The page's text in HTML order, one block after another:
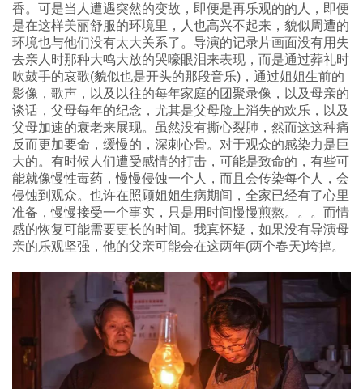
香。可是当人遭遇突然的变故，即便是再乐观的的人，即便
是在这样美丽舒服的环境里，人也高兴不起来，貌似周遭的
环境也与他们没有太大关系了。导演的记录片画面没有用失
去亲人时那种大鸣大放的哭嚎眼泪来表现，而是通过葬礼时
吹鼓手的哀歌(貌似也是开头的那段音乐)，通过姐姐生前的
影像，歌声，以及以往的每年家庭的团聚录像，以及母亲的
谈话，父母每年的纪念，尤其是父母脸上消失的欢乐，以及
父母加速的衰老来展现。虽然没有撕心裂肺，然而这这种痛
反而更加要命，缓慢的，深刺心骨。对于观众的感染力是巨
大的。有时候人们遭受感情的打击，可能是致命的，有些可
能就像慢性毒药，慢慢侵蚀一个人，而且会传染每个人，会
侵蚀到观众。也许在照顾姐姐生病期间，全家已经有了心里
准备，慢慢接受一个事实，只是用时间慢慢煎熬。。。而情
感的恢复可能需要更长的时间。我真怀疑，如果没有导演母
亲的乐观坚强，他的父亲可能会在这两年(两个春天)垮掉。